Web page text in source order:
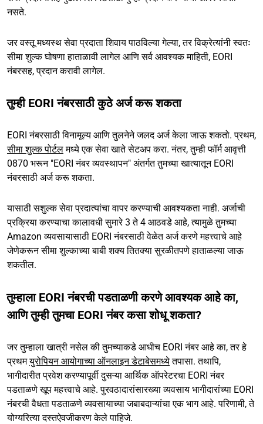
नसते.
जर वस्तू मध्यस्थ सेवा प्रदाता शिवाय पाठविल्या गेल्या, तर विक्रेत्यांनी स्वतः
सीमा शुल्क घोषणा हाताळावी लागेल आणि सर्व आवश्यक माहिती, EORI
नंबरसह, प्रदान करावी लागेल.
तुम्ही EORI नंबरसाठी कुठे अर्ज करू शकता
EORI नंबरसाठी विनामूल्य आणि तुलनेने जलद अर्ज केला जाऊ शकतो. प्रथम,
सीमा शुल्क पोर्टलमध्ये एक सेवा खाते सेटअप करा. नंतर, तुम्ही फॉर्म आवृत्ती
0870 भरून "EORI नंबर व्यवस्थापन" अंतर्गत तुमच्या खात्यातून EORI
नंबरसाठी अर्ज करू शकता.
यासाठी सशुल्क सेवा प्रदात्यांचा वापर करण्याची आवश्यकता नाही. अर्जाची
प्रक्रिया करण्याचा कालावधी सुमारे 3 ते 4 आठवडे आहे, त्यामुळे तुमच्या
Amazon व्यवसायासाठी EORI नंबरसाठी वेळेत अर्ज करणे महत्त्वाचे आहे
जेणेकरून सीमा शुल्काच्या बाबी शक्य तितक्या सुरळीतपणे हाताळल्या जाऊ
शकतील.
तुम्हाला EORI नंबरची पडताळणी करणे आवश्यक आहे का,
आणि तुम्ही तुमचा EORI नंबर कसा शोधू शकता?
जर तुम्हाला खात्री नसेल की तुमच्याकडे आधीच EORI नंबर आहे का, तर हे
प्रथमयुरोपियन आयोगाच्या ऑनलाइन डेटाबेसमध्येतपासा. तथापि,
भागीदारीत प्रवेश करण्यापूर्वी दुसऱ्या आर्थिक ऑपरेटरचा EORI नंबर
पडताळणे खूप महत्त्वाचे आहे. पुरवठादारांसारख्या व्यवसाय भागीदारांच्या EORI
नंबरची वैधता पडताळणे व्यवसायाच्या जबाबदाऱ्यांचा एक भाग आहे. परिणामी, ते
योग्यरित्या दस्तऐवजीकरण केले पाहिजे.